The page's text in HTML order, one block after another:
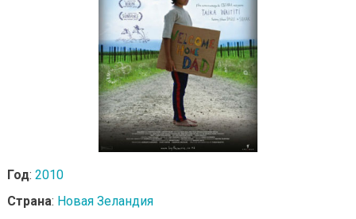
Год: 2010
Страна: Новая Зеландия